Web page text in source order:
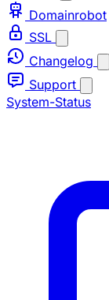
Domainrobot
SSL
Changelog
Support
System-Status